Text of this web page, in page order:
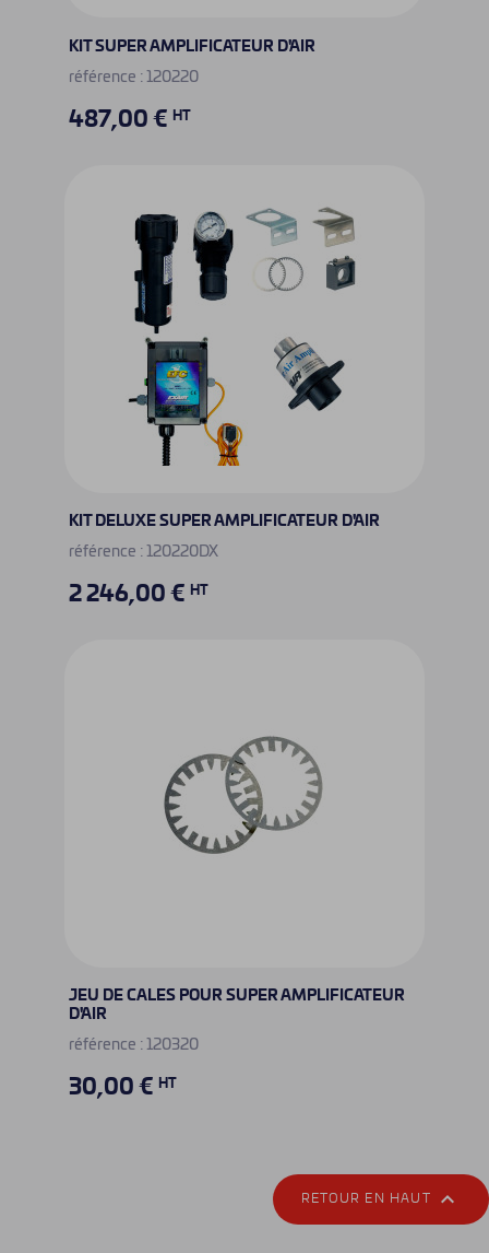
KIT SUPER AMPLIFICATEUR D'AIR
référence : 120220
487,00 € HT
KIT DELUXE SUPER AMPLIFICATEUR D'AIR
référence : 120220DX
2 246,00 € HT
JEU DE CALES POUR SUPER AMPLIFICATEUR
D'AIR
référence : 120320
30,00 € HT
RETOUR EN HAUT 